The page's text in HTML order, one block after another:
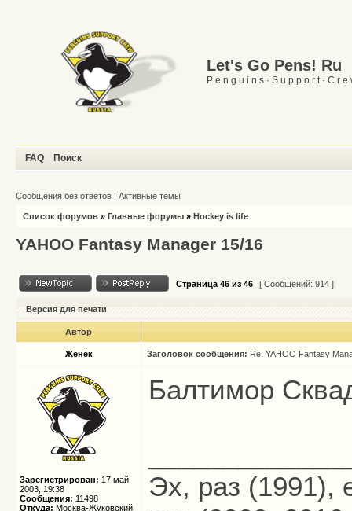
Let's Go Pens! Ru
P e n g u i n s · S u p p o r t · C r e
FAQ Поиск
Сообщения без ответов | Активные темы
Список форумов » Главные форумы » Hockey is life
YAHOO Fantasy Manager 15/16
Страница 46 из 46 [ Сообщений: 914 ]
Версия для печати
Автор
Женёк Заголовок сообщения: Re: YAHOO Fantasy
Зарегистрирован: 17 май
2003, 19:38
Сообщения: 11498
Откуда: Москва-Жуковский
Балтимор
Эх, раз (1991),